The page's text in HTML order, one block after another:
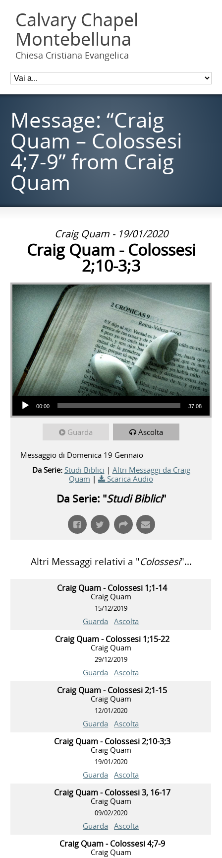
Calvary Chapel
Montebelluna
Chiesa Cristiana Evangelica
Message: “Craig
Quam – Colossesi
4;7-9” from Craig
Quam
Craig Quam - 19/01/2020
Craig Quam - Colossesi
2;10-3;3
Audio Player
00:00 37:08
Guarda Ascolta
Messaggio di Domenica 19 Gennaio
Da Serie: Studi Biblici | Altri Messaggi da Craig
Quam | Scarica Audio
Da Serie: "Studi Biblici"
Altri Messaggi relativi a "Colossesi"...
Craig Quam - Colossesi 1;1-14
Craig Quam
15/12/2019
Guarda Ascolta
Craig Quam - Colossesi 1;15-22
Craig Quam
29/12/2019
Guarda Ascolta
Craig Quam - Colossesi 2;1-15
Craig Quam
12/01/2020
Guarda Ascolta
Craig Quam - Colossesi 2;10-3;3
Craig Quam
19/01/2020
Guarda Ascolta
Craig Quam - Colossesi 3, 16-17
Craig Quam
09/02/2020
Guarda Ascolta
Craig Quam - Colossesi 4;7-9
Craig Quam